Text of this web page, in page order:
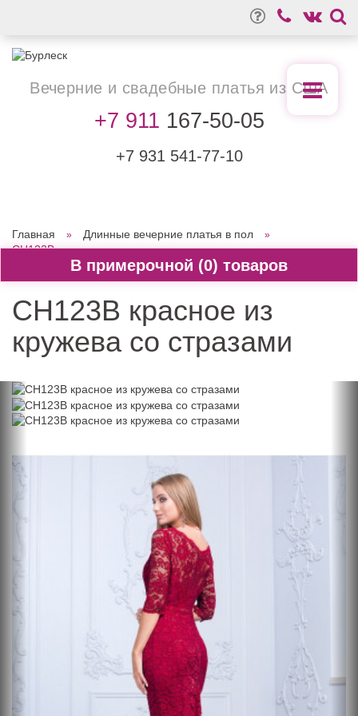
0
Вечерние и свадебные платья из США
+7 911 167-50-05
+7 931 541-77-10
Главная
Длинные вечерние платья в пол
CH123B красное из кружева со стразами
CH123B красное из
кружева со стразами